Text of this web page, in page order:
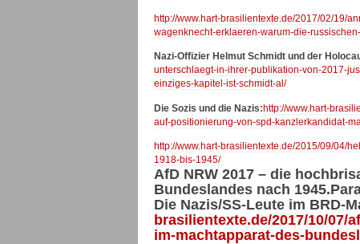
http://www.hart-brasilientexte.de/2017/02/19/
wagenknecht-erklaeren-warum-die-
Nazi-Offizier Helmut Schmidt und der
unterschlaegt-in-ihrer-publikation-von-2017-
einziges-kapitel-ist-schmidt-al/
Die Sozis und die Nazis:http://www.hart-
auf-positionierung-von-spd-kanzlerkandidat-
http://www.hart-brasilientexte.de/2015/09/04/
1918-bis-1945/
AfD NRW 2017 – die
Bundeslandes nach
Die Nazis/SS-Leute im BRD-
brasilientexte.de/2017/10/07/
im-machtapparat-des-